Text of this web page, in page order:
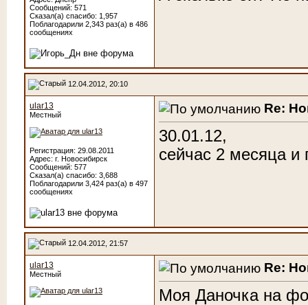
Сообщений: 571
Сказал(а) спасибо: 1,957
Поблагодарили 2,343 раз(а) в 486
сообщениях
12.04.2012, 20:10
ular13
Местный
Регистрация: 29.08.2011
Адрес: г. Новосибирск
Сообщений: 577
Сказал(а) спасибо: 3,688
Поблагодарили 3,424 раз(а) в 497
сообщениях
Re:
30.01.12,
сейчас 2 месяца и
12.04.2012, 21:57
ular13
Местный Re:
Моя Даночка на